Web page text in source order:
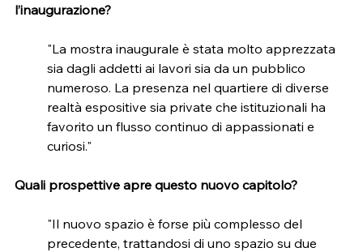
l’inaugurazione?
"La mostra inaugurale è stata molto apprezzata
sia dagli addetti ai lavori sia da un pubblico
numeroso. La presenza nel quartiere di diverse
realtà espositive sia private che istituzionali ha
favorito un flusso continuo di appassionati e
curiosi."
Quali prospettive apre questo nuovo capitolo?
"Il nuovo spazio è forse più complesso del
precedente, trattandosi di uno spazio su due